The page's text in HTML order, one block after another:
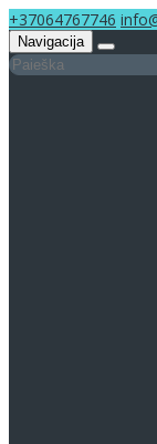
+37064767746
Navigacija